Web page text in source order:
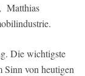
Matthias
Die wichtigste
Sinn von heutigen